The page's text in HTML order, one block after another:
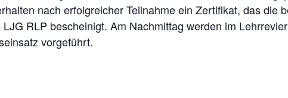
nach erfolgreicher Teilnahme ein Zertifikat, das die
RLP bescheinigt. Am Nachmittag werden im
vorgeführt.